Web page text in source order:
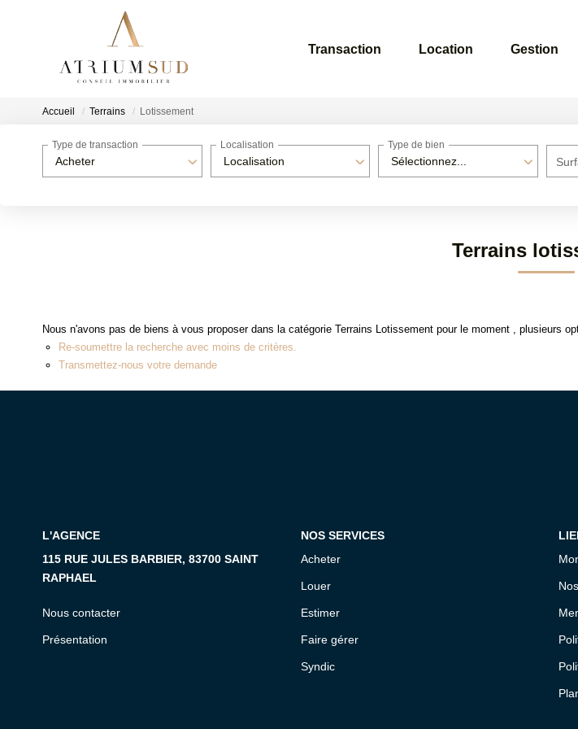
Transaction Location Gestion
Accueil Terrains Lotissement
Acheter
Type de transaction
Localisation
Localisation
Sélectionnez...
Type de bien
Terrains
Nous n'avons pas de biens à vous proposer dans la catégorie Terrains Lotissement pour le moment , plusieurs
Re-soumettre la recherche avec moins de critères.
Transmettez-nous votre demande
L'AGENCE
115 RUE JULES BARBIER, 83700 SAINT
RAPHAEL
Nous contacter
Présentation
NOS SERVICES
Acheter
Louer
Estimer
Faire gérer
Syndic